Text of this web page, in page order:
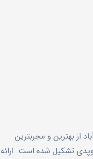
از بهترین و مجربترین
تشکیل شده است. ارائه